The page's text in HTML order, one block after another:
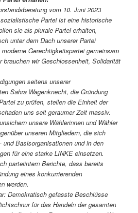
vom 10. Juni 2023
Partei ist eine historische
sie als plurale Partei erhalten,
unter dem Dach unserer Partei
Gerechtigkeitspartei gemeinsam
brauchen wir Geschlossenheit, Solidarität
seitens unserer
Sahra Wagenknecht, die Gründung
zu prüfen, stellen die Einheit der
uns seit geraumer Zeit massiv.
unsere Wählerinnen und Wähler
unseren Mitgliedern, die sich
und Basisorganisationen und in den
für eine starke LINKE einsetzen.
parteiintern Berichte, dass bereits
eines konkurrierenden
werden.
Demokratisch gefasste Beschlüsse
für das Handeln der gesamten